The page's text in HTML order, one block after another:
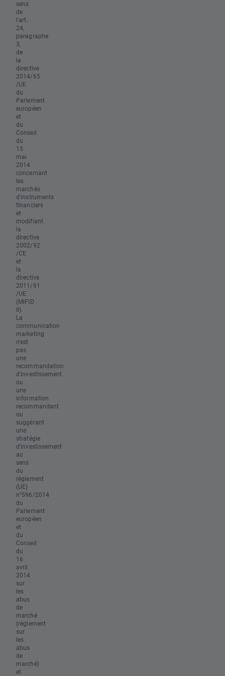
sens
de
l'art.
24,
paragraphe
3,
de
la
directive
2014/65
/UE
du
Parlement
européen
et
du
Conseil
du
15
mai
2014
concernant
les
marchés
d'instruments
financiers
et
modifiant
la
directive
2002/92
/CE
et
la
directive
2011/61
/UE
(MiFID
II).
La
communication
marketing
n'est
pas
une
recommandation
d'investissement
ou
une
information
recommandant
ou
suggérant
une
stratégie
d'investissement
au
sens
du
règlement
(UE)
n°596/2014
du
Parlement
européen
et
du
Conseil
du
16
avril
2014
sur
les
abus
de
marché
(règlement
sur
les
abus
de
marché)
et